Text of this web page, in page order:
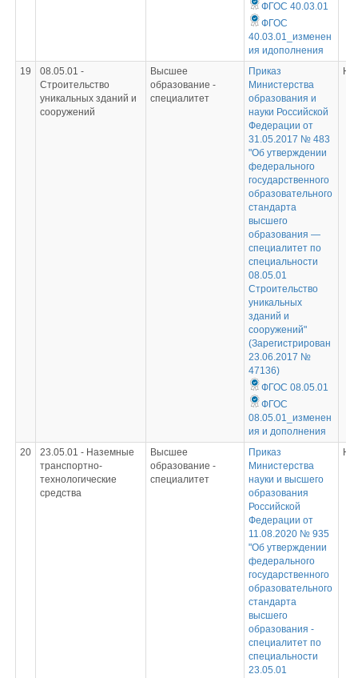
ФГОС 40.03.01
ФГОС
40.03.01_изменен
ия идополнения
19
08.05.01 -
Строительство
уникальных зданий и
сооружений
Высшее
образование -
специалитет
Приказ
Министерства
образования и
науки Российской
Федерации от
31.05.2017 № 483
"Об утверждении
федерального
государственного
образовательного
стандарта
высшего
образования —
специалитет по
специальности
08.05.01
Строительство
уникальных
зданий и
сооружений"
(Зарегистрирован
23.06.2017 №
47136)
ФГОС 08.05.01
ФГОС
08.05.01_изменен
ия и дополнения
Не
20
23.05.01 - Наземные
транспортно-
технологические
средства
Высшее
образование -
специалитет
Приказ
Министерства
науки и высшего
образования
Российской
Федерации от
11.08.2020 № 935
"Об утверждении
федерального
государственного
образовательного
стандарта
высшего
образования -
специалитет по
специальности
23.05.01
Не